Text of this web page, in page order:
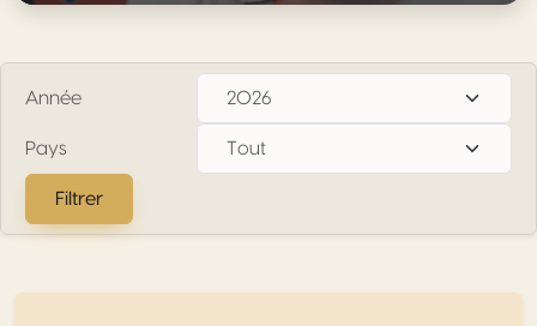
Année
Pays
Filtrer